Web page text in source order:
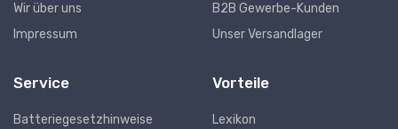
Wir über uns
Impressum
B2B Gewerbe-Kunden
Unser Versandlager
Service
Batteriegesetzhinweise
Vorteile
Lexikon